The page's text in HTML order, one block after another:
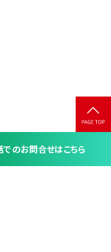
でのお問合せはこちら